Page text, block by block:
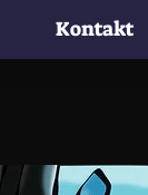
Kontakt